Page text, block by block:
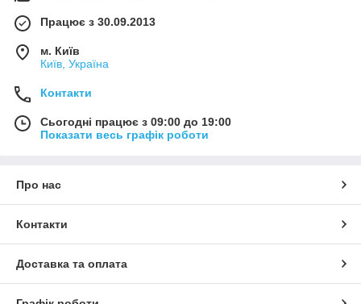
Працює з 30.09.2013
м. Київ
Київ, Україна
Контакти
Сьогодні працює з 09:00 до 19:00
Показати весь графік роботи
Про нас
Контакти
Доставка та оплата